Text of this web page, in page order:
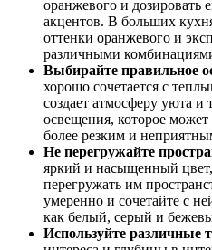
оранжевого и дозировать
акцентов. В больших
оттенки оранжевого и
различными
Выбирайте правильное
хорошо сочетается с
создает атмосферу уюта и
освещения, которое
более резким и
Не перегружайте
яркий и насыщенный
перегружать им
умеренно и сочетайте с
как белый, серый и
Используйте различные